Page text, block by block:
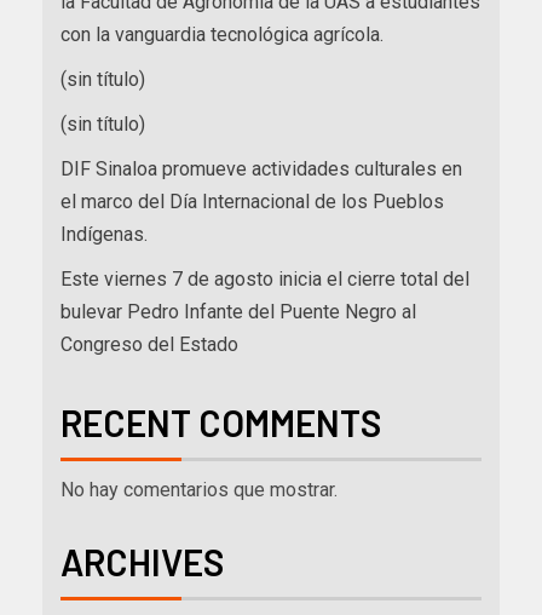
con la vanguardia tecnológica agrícola.
(sin título)
(sin título)
DIF Sinaloa promueve actividades culturales en
el marco del Día Internacional de los Pueblos
Indígenas.
Este viernes 7 de agosto inicia el cierre total del
bulevar Pedro Infante del Puente Negro al
Congreso del Estado
RECENT COMMENTS
No hay comentarios que mostrar.
ARCHIVES